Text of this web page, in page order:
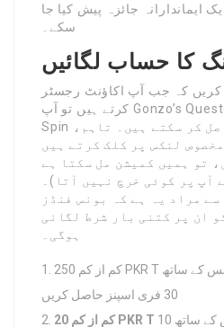
ایماندارانہ جائزہ پیش کیا جا
سکے۔
کا حساب لگائیں
کریں کہ جب آپ اکاؤنٹ رجسٹر
کرتے ہیں تو آپ Gonzo’s Quest، Starburst اور Twin
Spin پر 100 مفت اسپنز حاصل کر سکتے ہیں۔ تاہم،
لنکس پر کلک کرتے ہیں
تو ہمیں کمیشن مل سکتا ہے
آپ پر کوئی خرچ نہیں آتا)۔
مراد یہ ہے کہ بونس فنڈز
ان پر کتنی بار شرط لگانی
ہوگی۔
کم از کم 250 PKR T جمع کروائیں اور 100% بونس کے ساتھ
30 فری اسپنز حاصل کریں
بونس کے ساتھ 10